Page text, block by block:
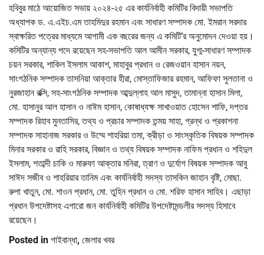
হবিবুর মাঠে আয়োজিত সভায় ২০২৪-২৫ এর কার্যনির্বাহী কমিটির বিদায়ী সভাপতি
অধ্যাপক ড. এ.এইচ.এম তাহমিদুর রহমান এবং সাধারণ সম্পাদক মো. ইমরান সরদার
স্বাক্ষরিত পত্রের মাধ্যমে আগামী এক বছরের জন্য এ কমিটি’র অনুমোদন দেওয়া হয়।
কমিটির অন্যান্য পদে রয়েছেন সহ-সভাপতি আল আমীন সরকার, যুগ্ম-সাধারণ সম্পাদক
চয়ন সরকার, শাকিল ইসলাম আকাশ, মাহাবুর প্রধান ও রেজওয়ান হাসান নয়ন,
সাংগঠনিক সম্পাদক তাসনিয়া আক্তার হীরা, মোস্তাফিজার রহমান, আফিফা সুলতানা ও
নুরজাহান রক্সি, সহ-সাংগঠনিক সম্পাদক আব্দুল্লাহ আল মাসুদ, তামান্না হাসান মিলা,
মো. হাসানুর আল হাসান ও নাঈম হাসান, কোষাধ্যক্ষ সাখাওয়াত হোসেন শাফি, দপ্তর
সম্পাদক রিহাব মুনতাসির, তথ্য ও প্রচার সম্পাদক তন্ময় সাহা, গ্রন্থ ও প্রকাশনা
সম্পাদক সাহানাজ সরকার ও উম্মে শাহরিয়া তমা, ক্রীড়া ও সাংস্কৃতিক বিষয়ক সম্পাদক
মিনার সরকার ও রাহি সরকার, বিজ্ঞান ও তথ্য বিষয়ক সম্পাদক নাফিম প্রধান ও শহিদুল
ইসলাম, শতাব্দী চাকি ও মারুফা আক্তার মনিরা, ত্রাণ ও দুর্যোগ বিষয়ক সম্পাদক আবু
সাঈদ সজীব ও শাহরিয়ার তানিম এবং কার্যনির্বাহী সদস্য তাসকিন জাহান বৃষ্টি, মোছা.
রুপা খাতুন, মো. শাওন প্রধান, মো. তুহিন প্রধান ও মো. শরিফ হাসান সাহিব। এছাড়া
প্রধান উপদেষ্টাসহ এগারো জন কার্যনির্বাহী কমিটির উপদেষ্টামন্ডলীর সদস্য হিসাবে
রয়েছেন।
Posted in গাইবান্ধা, জেলার খবর